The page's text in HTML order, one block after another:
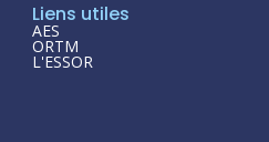
Liens utiles
AES
ORTM
L'ESSOR